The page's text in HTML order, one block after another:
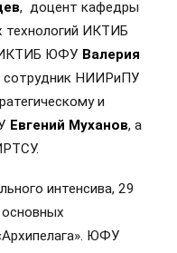
, доцент кафедры
технологий ИКТИБ
ИКТИБ ЮФУ Валерия
сотрудник НИИРиПУ
и
Евгений Муханов, а
интенсива, 29
ЮФУ